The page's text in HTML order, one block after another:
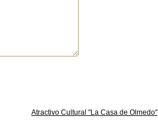
Atractivo Cultural "La Casa de Olmedo"